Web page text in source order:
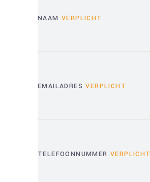
NAAM VERPLICHT
EMAILADRESVERPLICHT
TELEFOONNUMMER VERPLICHT